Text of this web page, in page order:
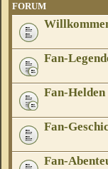
FORUM
Fan-
Fan-Helden
Fan-
Fan-